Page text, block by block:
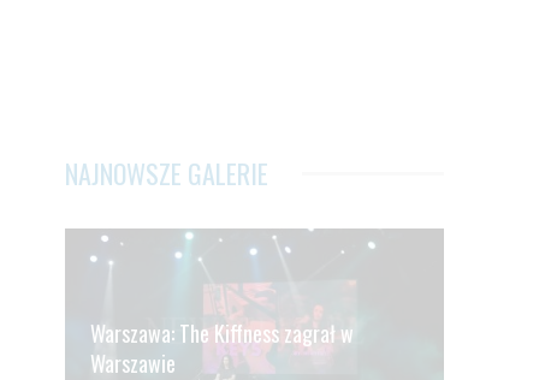
NAJNOWSZE GALERIE
Warszawa: The Kiffness zagrał w
Warszawie